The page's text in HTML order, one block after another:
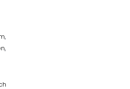
,
,